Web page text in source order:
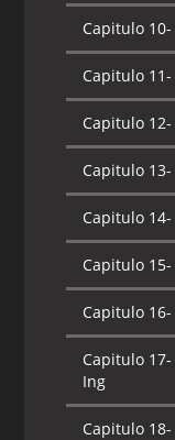
Capitulo 10-
Capitulo 11-
Capitulo 12-
Capitulo 13-
Capitulo 14-
Capitulo 15-
Capitulo 16-
Capitulo 17-
Ing
Capitulo 18-